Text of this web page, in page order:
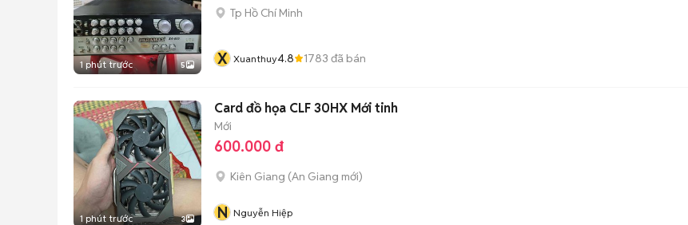
1 phút trước 5
Tp Hồ Chí Minh
X Xuanthuy4.8 1783 đã bán
1 phút trước 3
Card đồ họa CLF 30HX Mới tinh
Mới
600.000 đ
Kiên Giang (An Giang mới)
N Nguyễn Hiệp